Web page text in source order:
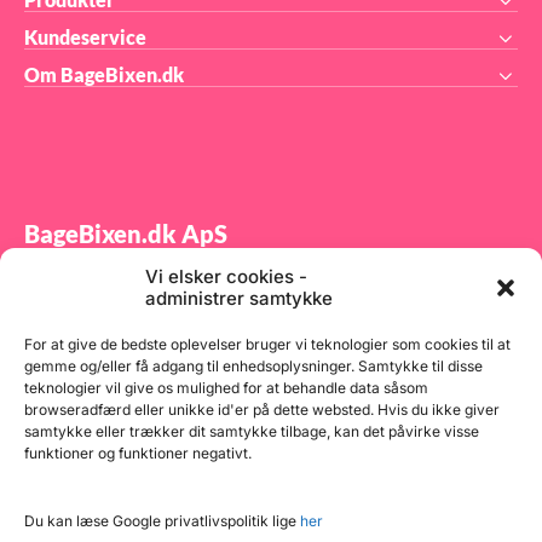
Vi elsker cookies -
administrer samtykke
For at give de bedste oplevelser bruger vi teknologier som cookies til at
gemme og/eller få adgang til enhedsoplysninger. Samtykke til disse
teknologier vil give os mulighed for at behandle data såsom
browseradfærd eller unikke id'er på dette websted. Hvis du ikke giver
samtykke eller trækker dit samtykke tilbage, kan det påvirke visse
funktioner og funktioner negativt.
Du kan læse Google privatlivspolitik lige her
Kundeservice
Om BageBixen.dk
BageBixen.dk ApS
Tilmeld dig vores nyhedsbrev og modtag gode tilbud
samt spændende produktnyheder direkte i din
indbakke.